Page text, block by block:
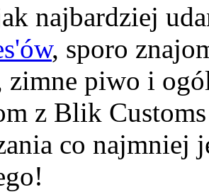
najbardziej
, sporo
zimne piwo i
z Blik
co najmniej